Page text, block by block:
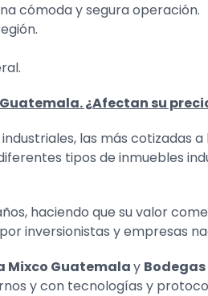
cómoda y segura operación.
¿Afectan su
las más cotizadas a
tipos de inmuebles
haciendo que su valor
inversionistas y empresas
Mixco Guatemalay
y con tecnologías y